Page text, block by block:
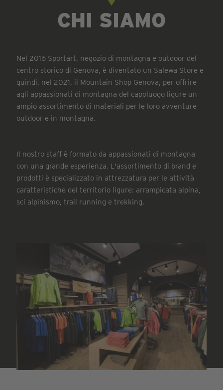
CHI SIAMO
Nel 2016 Sportart, negozio di montagna e outdoor del
centro storico di Genova, è diventato un Salewa Store e
quindi, nel 2021, il Mountain Shop Genova, per offrire
agli appassionati di montagna del capoluogo ligure un
ampio assortimento di materiali per le loro avventure
outdoor e in montagna.
Il nostro staff è formato da appassionati di montagna
con una grande esperienza. L'assortimento di brand e
prodotti è specializzato in attrezzatura per le attività
caratteristiche del territorio ligure: arrampicata alpina,
sci alpinismo, trail running e trekking.